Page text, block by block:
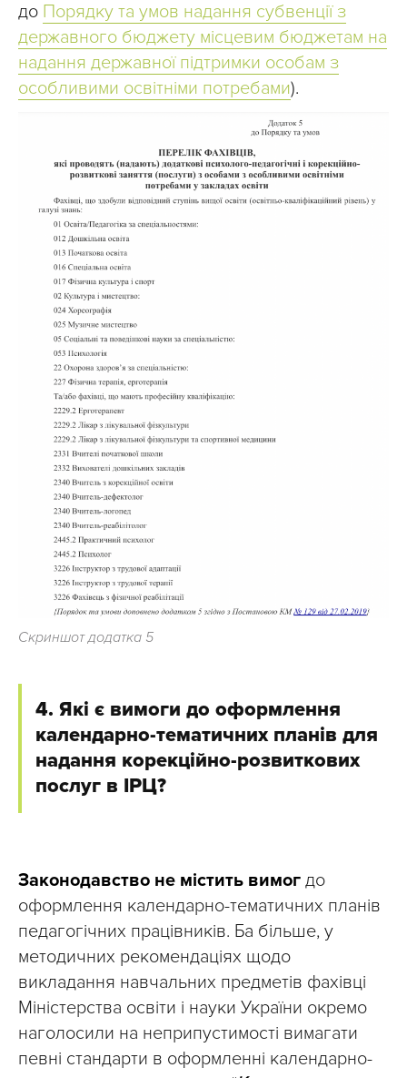
до Порядку та умов надання субвенції з
державного бюджету місцевим бюджетам на
надання державної підтримки особам з
особливими освітніми потребами).
Скриншот додатка 5
4. Які є вимоги до оформлення
календарно-тематичних планів для
надання корекційно-розвиткових
послуг в ІРЦ?
Законодавство не містить вимог до
оформлення календарно-тематичних планів
педагогічних працівників. Ба більше, у
методичних рекомендаціях щодо
викладання навчальних предметів фахівці
Міністерства освіти і науки України окремо
наголосили на неприпустимості вимагати
певні стандарти в оформленні календарно-